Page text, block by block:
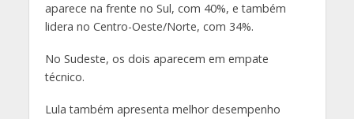
aparece na frente no Sul, com 40%, e também
lidera no Centro-Oeste/Norte, com 34%.
No Sudeste, os dois aparecem em empate
técnico.
Lula também apresenta melhor desempenho